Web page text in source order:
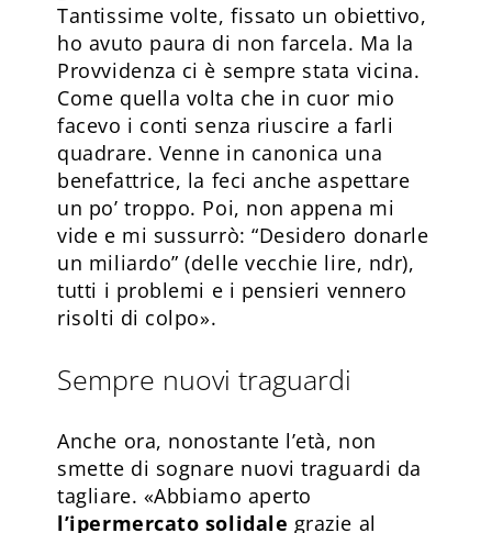
Tantissime volte, fissato un obiettivo,
ho avuto paura di non farcela. Ma la
Provvidenza ci è sempre stata vicina.
Come quella volta che in cuor mio
facevo i conti senza riuscire a farli
quadrare. Venne in canonica una
benefattrice, la feci anche aspettare
un po’ troppo. Poi, non appena mi
vide e mi sussurrò: “Desidero donarle
un miliardo” (delle vecchie lire, ndr),
tutti i problemi e i pensieri vennero
risolti di colpo».
Sempre nuovi traguardi
Anche ora, nonostante l’età, non
smette di sognare nuovi traguardi da
tagliare. «Abbiamo aperto
l’ipermercato solidale grazie al